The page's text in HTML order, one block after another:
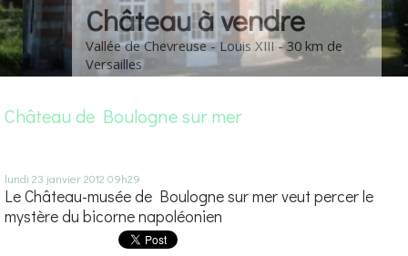
Château à vendre
Vallée de Chevreuse - Louis XIII - 30 km de
Versailles
Château de Boulogne sur mer
lundi 23 janvier 2012 09h29
Le Château-musée de Boulogne sur mer veut percer le
mystère du bicorne napoléonien